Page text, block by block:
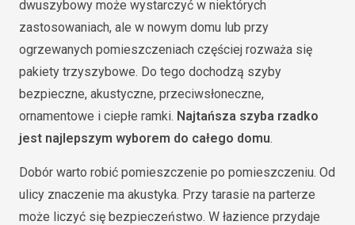
dwuszybowy może wystarczyć w niektórych
zastosowaniach, ale w nowym domu lub przy
ogrzewanych pomieszczeniach częściej rozważa się
pakiety trzyszybowe. Do tego dochodzą szyby
bezpieczne, akustyczne, przeciwsłoneczne,
ornamentowe i ciepłe ramki. Najtańsza szyba rzadko
jest najlepszym wyborem do całego domu.
Dobór warto robić pomieszczenie po pomieszczeniu. Od
ulicy znaczenie ma akustyka. Przy tarasie na parterze
może liczyć się bezpieczeństwo. W łazience przydaje